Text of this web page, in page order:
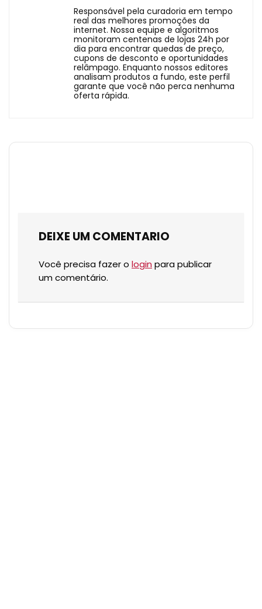
Responsável pela curadoria em tempo
real das melhores promoções da
internet. Nossa equipe e algoritmos
monitoram centenas de lojas 24h por
dia para encontrar quedas de preço,
cupons de desconto e oportunidades
relâmpago. Enquanto nossos editores
analisam produtos a fundo, este perfil
garante que você não perca nenhuma
oferta rápida.
DEIXE UM COMENTARIO
Você precisa fazer o login para publicar
um comentário.